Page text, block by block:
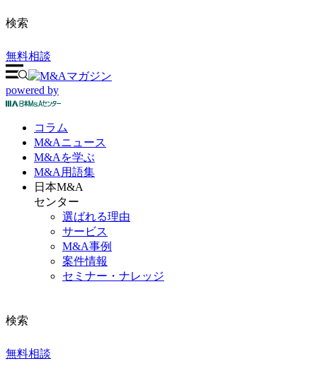
検索
無料相談
powered by
コラム
M&Aニュース
M&Aを学ぶ
M&A 用語集
日本M&A
センター
選ばれる理由
サービス
M&A事例
案件情報
セミナー・ナレッジ
検索
無料相談